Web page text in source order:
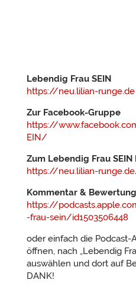
Lebendig Frau SEIN
https://neu.lilian-runge.de
Zur Facebook-Gruppe
https://
EIN/
Zum Lebendig Frau SEIN
https://neu.lilian-
Kommentar &
https://
-frau-sein/id1503506448
oder einfach die Podcast-
öffnen, nach „Lebendig
auswählen und dort auf
DANK!